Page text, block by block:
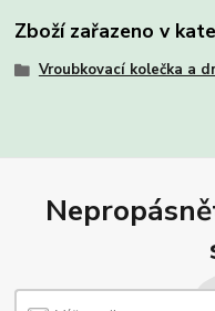
Zboží zařazeno v
Vroubkovací kolečka a